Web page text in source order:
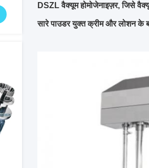
DSZL वैक्यूम होमोजेनाइज़र, जिसे
सारे पाउडर युक्त क्रीम और लोशन के